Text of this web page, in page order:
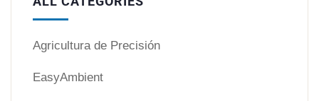
Agricultura de Precisión
EasyAmbient